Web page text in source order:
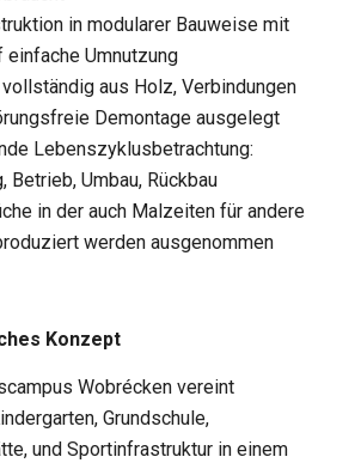
in modularer Bauweise mit
einfache Umnutzung
aus Holz, Verbindungen
Demontage ausgelegt
Lebenszyklusbetrachtung:
Betrieb, Umbau, Rückbau
in der auch Malzeiten für andere
werden ausgenommen
Konzept
Wobrécken vereint
Grundschule,
und Sportinfrastruktur in einem